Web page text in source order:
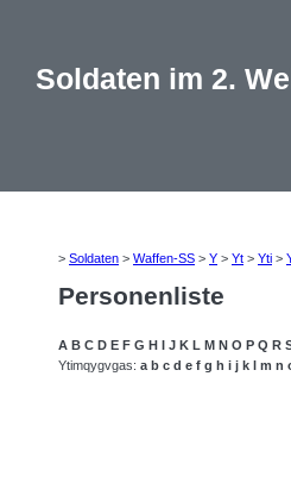
Soldaten im 2.
> Soldaten > Waffen-SS > Y > Yt > Yti >
Personenliste
A B C D E F G H I J K L M N O P Q R
Ytimqygvgas: a b c d e f g h i j k l m n